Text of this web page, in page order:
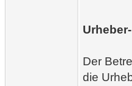
Der
die